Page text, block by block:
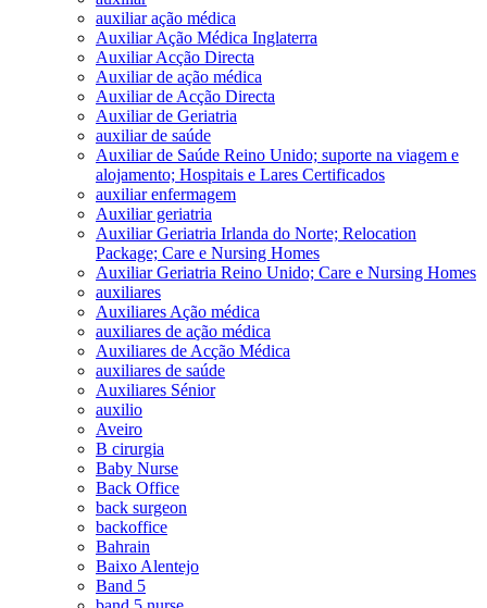
auxiliar ação médica
Auxiliar Ação Médica Inglaterra
Auxiliar Acção Directa
Auxiliar de ação médica
Auxiliar de Acção Directa
Auxiliar de Geriatria
auxiliar de saúde
Auxiliar de Saúde Reino Unido; suporte na viagem e
alojamento; Hospitais e Lares Certificados
auxiliar enfermagem
Auxiliar geriatria
Auxiliar Geriatria Irlanda do Norte; Relocation
Package; Care e Nursing Homes
Auxiliar Geriatria Reino Unido; Care e Nursing Homes
auxiliares
Auxiliares Ação médica
auxiliares de ação médica
Auxiliares de Acção Médica
auxiliares de saúde
Auxiliares Sénior
auxilio
Aveiro
B cirurgia
Baby Nurse
Back Office
back surgeon
backoffice
Bahrain
Baixo Alentejo
Band 5